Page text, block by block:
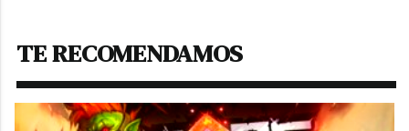
TE RECOMENDAMOS